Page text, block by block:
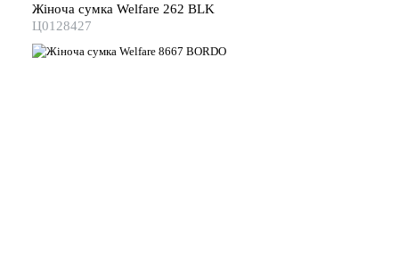
Жіноча сумка Welfare 262 BLK
Ц0128427